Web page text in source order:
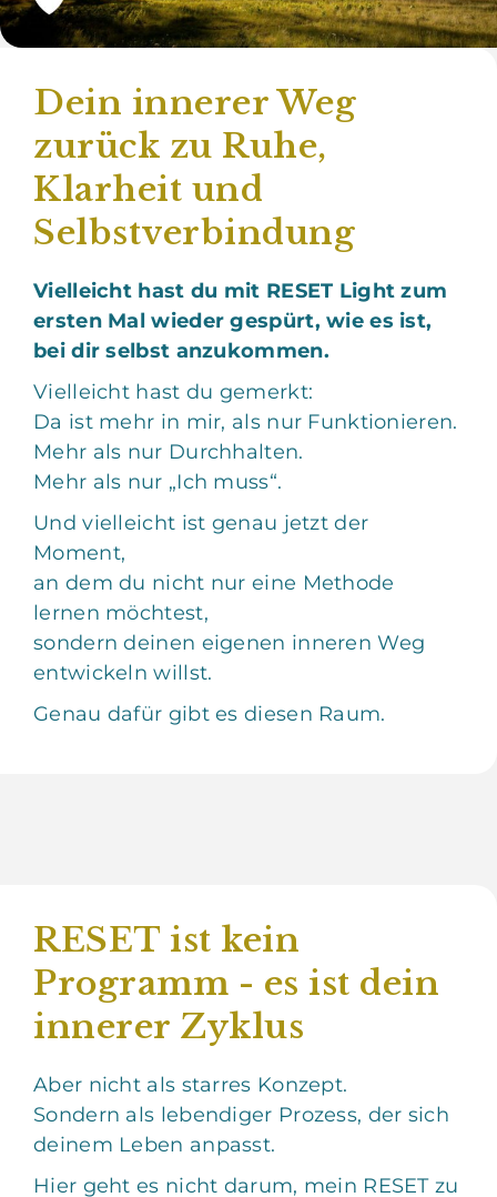
Dein innerer Weg
zurück zu Ruhe,
Klarheit und
Selbstverbindung
Vielleicht hast du mit RESET Light zum
ersten Mal wieder gespürt, wie es ist,
bei dir selbst anzukommen.
Vielleicht hast du gemerkt:
Da ist mehr in mir, als nur Funktionieren.
Mehr als nur Durchhalten.
Mehr als nur „Ich muss“.
Und vielleicht ist genau jetzt der
Moment,
an dem du nicht nur eine Methode
lernen möchtest,
sondern deinen eigenen inneren Weg
entwickeln willst.
Genau dafür gibt es diesen Raum.
RESET ist kein
Programm - es ist dein
innerer Zyklus
Aber nicht als starres Konzept.
Sondern als lebendiger Prozess, der sich
deinem Leben anpasst.
Hier geht es nicht darum, mein RESET zu